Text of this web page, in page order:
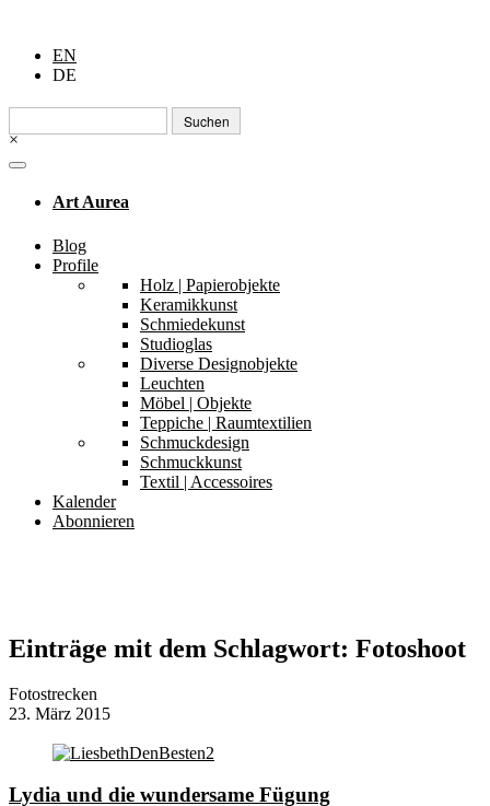
EN
DE
Suchen
nach:
×
Art Aurea
Blog
Profile
Holz | Papierobjekte
Keramikkunst
Schmiedekunst
Studioglas
Diverse Designobjekte
Leuchten
Möbel | Objekte
Teppiche | Raumtextilien
Schmuckdesign
Schmuckkunst
Textil | Accessoires
Kalender
Abonnieren
Einträge mit dem Schlagwort: Fotoshoot
Fotostrecken
23. März 2015
Lydia und die wundersame Fügung